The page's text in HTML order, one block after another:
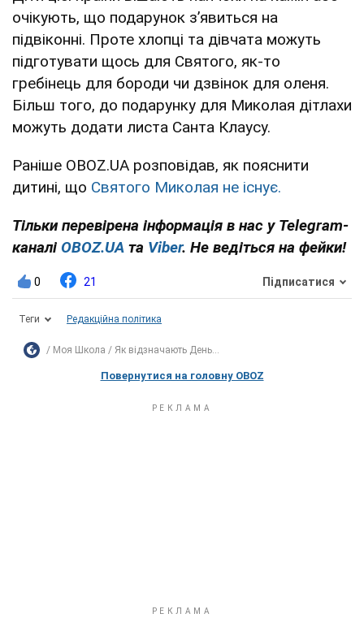
очікують, що подарунок зʼявиться на
підвіконні. Проте хлопці та дівчата можуть
підготувати щось для Святого, як-то
гребінець для бороди чи дзвінок для оленя.
Більш того, до подарунку для Миколая дітлахи
можуть додати листа Санта Клаусу.
Раніше OBOZ.UA розповідав, як пояснити
дитині, що Святого Миколая не існує.
Тільки перевірена інформація в нас у Telegram-
каналі OBOZ.UA та Viber. Не ведіться на фейки!
0 21 Підписатися
Теги Редакційна політика
Моя Школа Як відзначають День...
Повернутися на головну OBOZ